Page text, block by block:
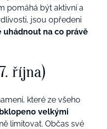
pomáhá být aktivní a
jsou opředeni
uhádnout na co právě
října)
které ze všeho
velkými
limitovat. Občas své